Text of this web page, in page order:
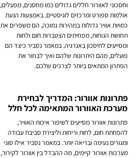
וחסכוני לאוורור חללים גדולים כמו מחסנים, מפעלים,
אולמות ספורט ומרכזים לוגיסטיים. באמצעות הנעת
כמויות אוויר גדולות במהירות נמוכה, הם משפרים את
תחושת הנוחות, מפחיתים הצטברות חום ולחות
ומסייעים לחיסכון באנרגיה. במאמר נסביר כיצד הם
פועלים, מהם היתרונות שלהם ואיך לבחור את
הפתרון המתאים ביותר לצרכים שלכם.
פתרונות אוורור: המדריך לבחירת
מערכת האוורור המתאימה לכל חלל
פתרונות אוורור מסייעים לשיפור איכות האוויר,
להפחתת חום, לחות וריחות וליצירת סביבת עבודה
ומגורים נעימה ובריאה יותר. במאמר נסביר אילו סוגי
מערכות אוורור קיימים, מה ההבדל בין אוורור לקירור,